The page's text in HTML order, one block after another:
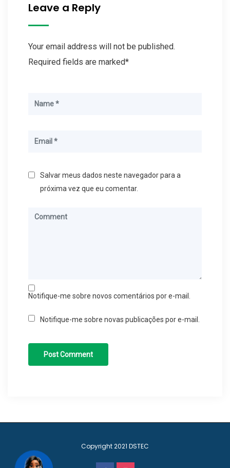
Leave a Reply
Your email address will not be published.
Required fields are marked*
Salvar meus dados neste navegador para a
próxima vez que eu comentar.
Notifique-me sobre novos comentários por e-mail.
Notifique-me sobre novas publicações por e-mail.
Copyright 2021 DSTEC